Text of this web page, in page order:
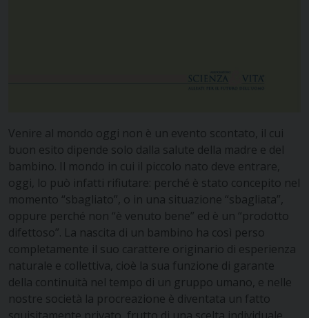
Venire al mondo oggi non è un evento scontato, il cui
buon esito dipende solo dalla salute della madre e del
bambino. Il mondo in cui il piccolo nato deve entrare,
oggi, lo può infatti rifiutare: perché è stato concepito nel
momento “sbagliato”, o in una situazione “sbagliata”,
oppure perché non “è venuto bene” ed è un “prodotto
difettoso”. La nascita di un bambino ha così perso
completamente il suo carattere originario di esperienza
naturale e collettiva, cioè la sua funzione di garante
della continuità nel tempo di un gruppo umano, e nelle
nostre società la procreazione è diventata un fatto
squisitamente privato, frutto di una scelta individuale